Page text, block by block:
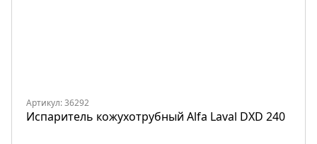
Артикул: 36292
Испаритель кожухотрубный Alfa Laval DXD 240